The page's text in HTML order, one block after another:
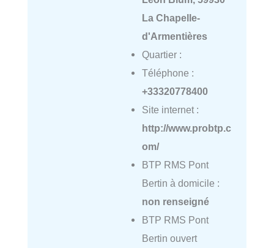
La Chapelle-
d'Armentières
Quartier :
Téléphone :
+33320778400
Site internet :
http://www.probtp.c
om/
BTP RMS Pont
Bertin à domicile :
non renseigné
BTP RMS Pont
Bertin ouvert